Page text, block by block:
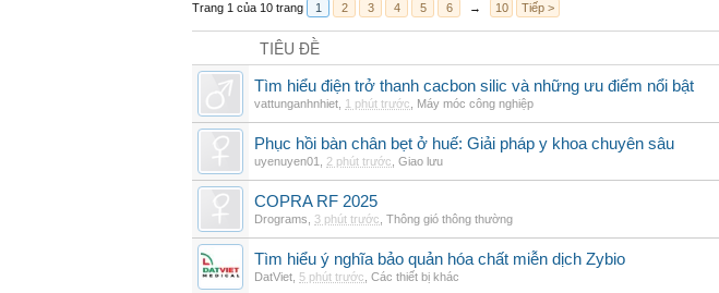
Trang 1 của 10 trang 1 2 3 4 5 6 → 10 Tiếp >
TIÊU ĐỀ
Tìm hiểu điện trở thanh cacbon silic và những ưu điểm nổi bật
vattunganhnhiet 1 phút trước Máy móc công nghiệp
Phục hồi bàn chân bẹt ở huế: Giải pháp y khoa chuyên sâu
uyenuyen01 2 phút trước Giao lưu
COPRA RF 2025
Drograms 3 phút trước Thông gió thông thường
Tìm hiểu ý nghĩa bảo quản hóa chất miễn dịch Zybio
DatViet 5 phút trước Các thiết bị khác